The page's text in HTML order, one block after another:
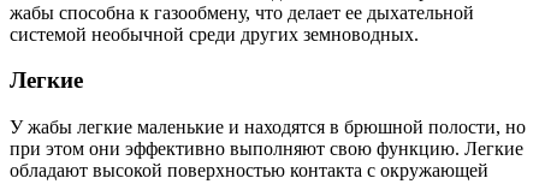
жабы способна к газообмену, что делает ее дыхательной
системой необычной среди других земноводных.
Легкие
У жабы легкие маленькие и находятся в брюшной полости, но
при этом они эффективно выполняют свою функцию. Легкие
обладают высокой поверхностью контакта с окружающей